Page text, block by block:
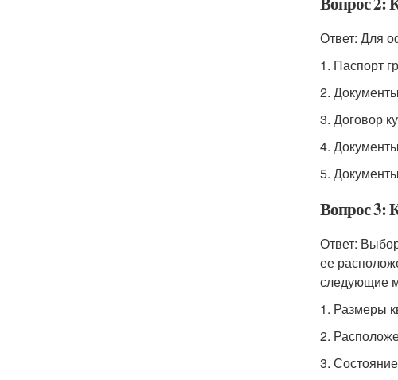
Ответ: Для
1. Паспорт
2.
3. Договор
4.
5.
Вопрос 3:
Ответ:
ее
следующие
1. Размеры
2.
3.